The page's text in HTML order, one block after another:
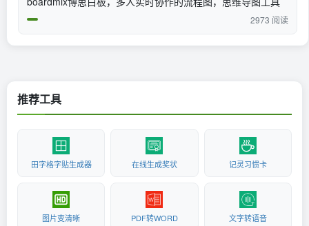
2973 阅读
推荐工具
田字格字贴生成器 在线生成奖状 记灵习惯卡
图片变清晰 PDF转WORD 文字转语音